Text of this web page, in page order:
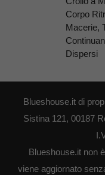
Corpo
Macerie,
Dispersi
Blueshouse.it di
Sistina 121, 00187
Blueshouse.it non
viene aggiornato